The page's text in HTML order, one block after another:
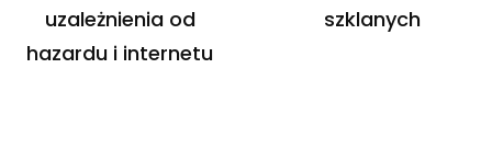
uzależnienia od
hazardu i internetu
szklanych